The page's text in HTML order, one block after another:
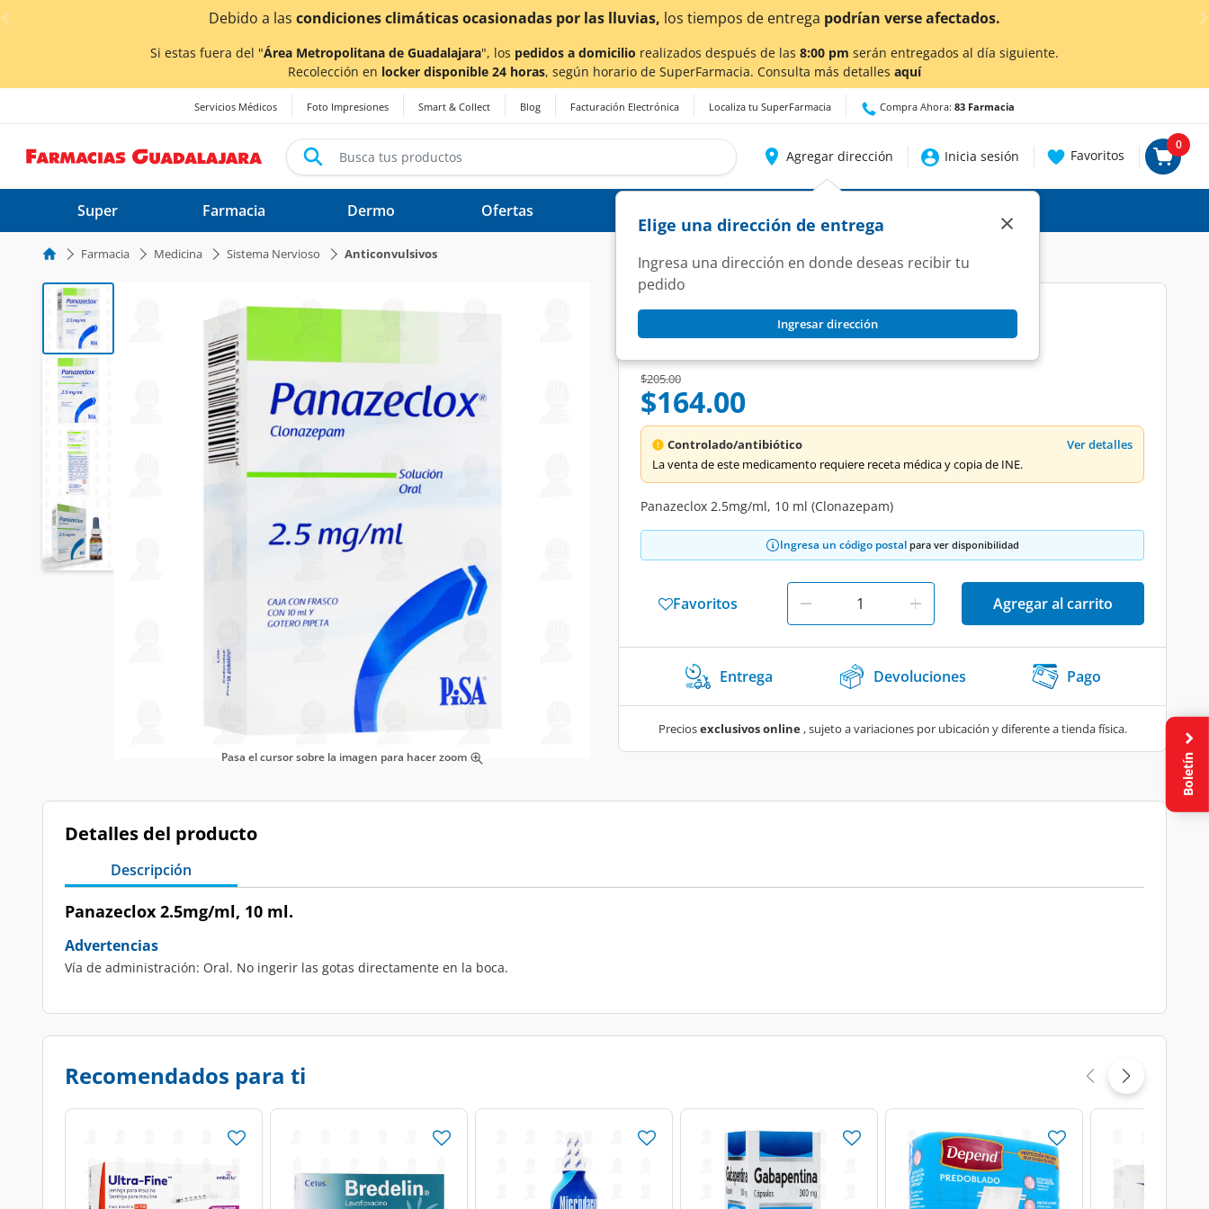
< div class="carousel-inner">
climáticas ocasionadas por las lluvias,los tiempos de entregapodrían verse afectados.
Si estas fuera del "Área Metropolitana de Guadalajara", los pedidos a domicilio realizados después de las 8:00 pm serán entregados al día siguiente.
Recolección en locker disponible 24 horas, según horario de SuperFarmacia. Consulta más detalles aquí
Servicios Médicos Foto Impresiones Smart & Collect Blog Facturación Electrónica Localiza tu SuperFarmacia Compra Ahora: 83 Farmacia
Agregar dirección
Elige una dirección de entrega
Ingresa una dirección en donde deseas recibir tu
pedido
Ingresar dirección
×
Inicia sesión Favoritos
0
Super Farmacia Dermo Ofertas
Farmacia Medicina Sistema Nervioso Anticonvulsivos
Pasa el cursor sobre la imagen para hacer zoom
PANAZECLOX
Panazeclox 2.5mg/ml, 10 ml.
Price reduced from
$205.00to
$164.00
Controlado/antibiótico
Ver detalles
La venta de este medicamento requiere receta médica y copia de INE.
Panazeclox 2.5mg/ml, 10 ml (Clonazepam)
Ingresa un código postal para ver disponibilidad
Favoritos Agregar al carrito
Entrega Devoluciones Pago
Preciosexclusivos online, sujeto a variaciones por ubicación y diferente a tienda física.
Detalles del producto
Descripción
Panazeclox 2.5mg/ml, 10 ml.
Advertencias
Vía de administración: Oral. No ingerir las gotas directamente en la boca.
Recomendados para ti
Boletín